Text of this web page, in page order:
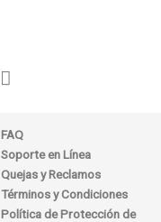
W
h
t
s
a
p
p
FAQ
Soporte en Línea
Quejas y Reclamos
Términos y Condiciones
Política de Protección de